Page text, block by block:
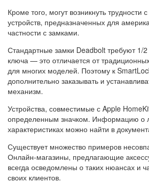
Кроме того, могут возникнуть трудности
устройств, предназначенных для
частности с замками.
Стандартные замки Deadbolt требуют 1/
ключа — это отличается от
для многих моделей. Поэтому к
дополнительно заказывать и
механизм.
Устройства, совместимые с Apple
определенным значком. Информацию о
характеристиках можно найти в
Существует множество примеров
Онлайн-магазины, предлагающие
всегда осведомлены о таких нюансах и
своих клиентов.